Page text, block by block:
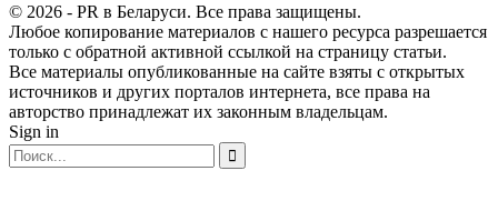
© 2026 - PR в Беларуси. Все права защищены.
Любое копирование материалов с нашего ресурса разрешается
только с обратной активной ссылкой на страницу статьи.
Все материалы опубликованные на сайте взяты с открытых
источников и других порталов интернета, все права на
авторство принадлежат их законным владельцам.
Sign in